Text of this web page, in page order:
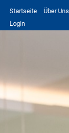
Startseite Über Uns
Login